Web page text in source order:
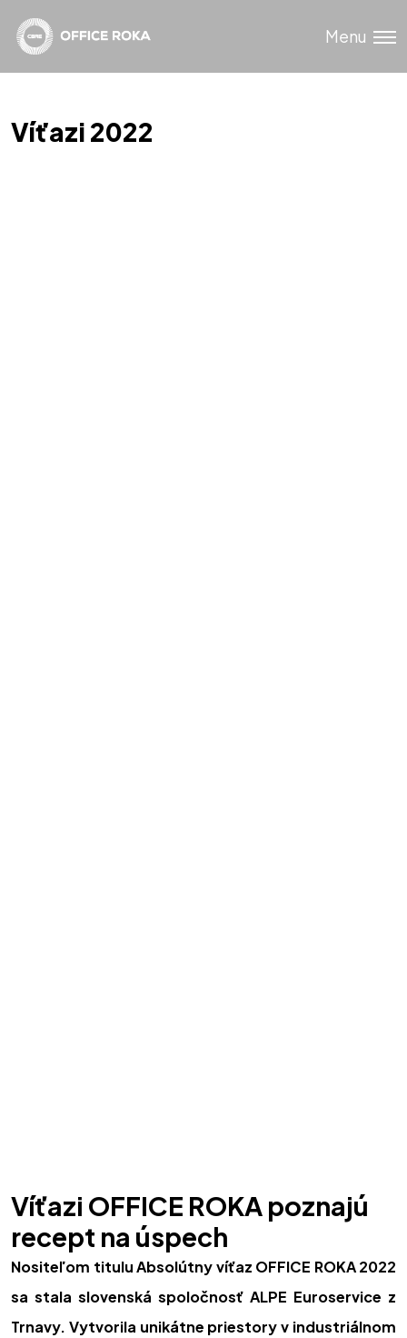
Menu
Víťazi 2022
Víťazi OFFICE ROKA poznajú
recept na úspech
Nositeľom titulu Absolútny víťaz OFFICE ROKA 2022
sa stala slovenská spoločnosť ALPE Euroservice z
Trnavy. Vytvorila unikátne priestory v industriálnom